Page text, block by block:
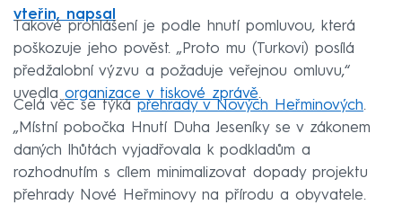
vteřin, napsal
Takové prohlášení je podle hnutí pomluvou, která
poškozuje jeho pověst. „Proto mu (Turkovi) posílá
předžalobní výzvu a požaduje veřejnou omluvu,“
uvedla organizace v tiskové zprávě.
Celá věc se týká přehrady v Nových Heřminových.
„Místní pobočka Hnutí Duha Jeseníky se v zákonem
daných lhůtách vyjadřovala k podkladům a
rozhodnutím s cílem minimalizovat dopady projektu
přehrady Nové Heřminovy na přírodu a obyvatele.